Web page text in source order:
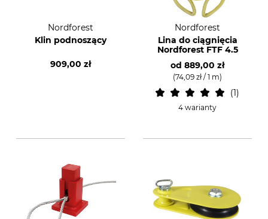
Nordforest
Klin podnoszący
909,00 zł
Nordforest
Lina do ciągnięcia
Nordforest FTF 4.5
od 889,00 zł
(74,09 zł / 1 m)
1
4 warianty